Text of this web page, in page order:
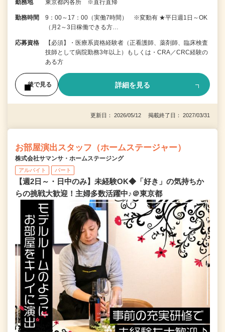
勤務地 東京都内各所 ※直行直帰
勤務時間
9：00～17：00（実働7時間） ※変動有 ★平日週1日～OK
（月2～3日稼働できる方…
応募資格
【必須】・医療系資格経験者（正看護師、薬剤師、臨床検査
技師として病院勤務3年以上）もしくは・CRA／CRC経験の
ある方
後で見る 詳細を見る
更新日： 2026/05/12 掲載終了日： 2027/03/31
お部屋演出スタッフ（ホームステージャー）
株式会社サマンサ・ホームステージング
アルバイト パート
【週2日～・日中のみ】未経験OK◆「好き」の気持ちか
らの挑戦大歓迎！主婦多数活躍中♪＠東京都